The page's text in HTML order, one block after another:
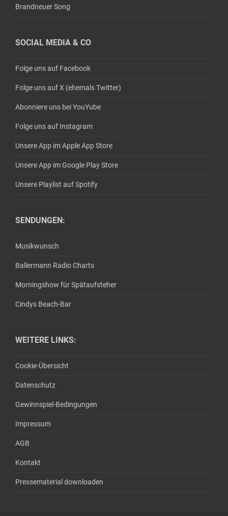
Brandneuer Song
SOCIAL MEDIA & CO
Folge uns auf Facebook
Folge uns auf X (ehemals Twitter)
Abonniere uns bei YouYube
Folge uns auf Instagram
Unsere App im Apple App Store
Unsere App im Google Play Store
Unsere Playlist auf Spotify
SENDUNGEN:
Musikwunsch
Ballermann Radio Charts
Morningshow für Spätaufsteher
Cindys Beach-Bar
WEITERE LINKS:
Cookie-Übersicht
Datenschutz
Gewinnspiel-Bedingungen
Impressum
AGB
Kontakt
Pressematerial downloaden